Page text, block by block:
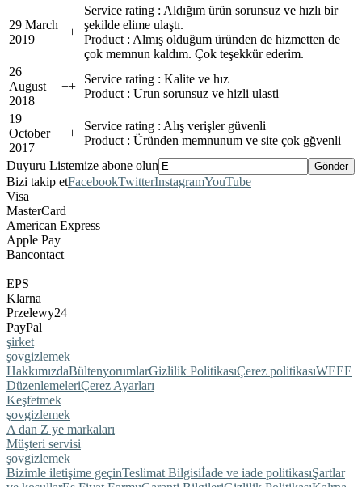
29 March
2019
++
Service rating : Aldığım ürün sorunsuz ve hızlı bir
şekilde elime ulaştı.
Product : Almış olduğum üründen de hizmetten de
çok memnun kaldım. Çok teşekkür ederim.
26
August
2018
++
Service rating : Kalite ve hız
Product : Urun sorunsuz ve hizli ulasti
19
October
2017
++
Service rating : Alış verişler güvenli
Product : Üründen memnunum ve site çok gğvenli
Duyuru Listemize abone olun
Bizi takip etFacebookTwitterInstagramYouTube
Visa
MasterCard
American Express
Apple Pay
Bancontact
EPS
Klarna
Przelewy24
PayPal
şirket
şovgizlemek
HakkımızdaBültenyorumlarGizlilik PolitikasıÇerez politikasıWEEE
DüzenlemeleriÇerez Ayarları
Keşfetmek
şovgizlemek
A dan Z ye markaları
Müşteri servisi
şovgizlemek
Bizimle iletişime geçinTeslimat Bilgisiİade ve iade politikasıŞartlar